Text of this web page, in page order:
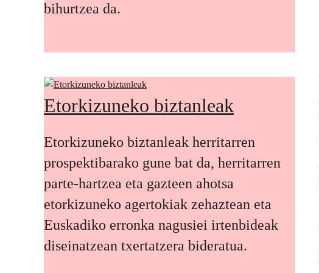
bihurtzea da.
Etorkizuneko biztanleak
Etorkizuneko biztanleak herritarren
prospektibarako gune bat da, herritarren
parte-hartzea eta gazteen ahotsa
etorkizuneko agertokiak zehaztean eta
Euskadiko erronka nagusiei irtenbideak
diseinatzean txertatzera bideratua.